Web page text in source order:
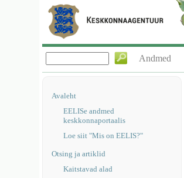
Andmed
Avaleht
EELISe andmed
keskkonnaportaalis
Loe siit "Mis on EELIS?"
Otsing ja artiklid
Kaitstavad alad